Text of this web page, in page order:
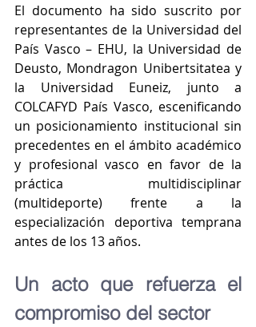
El documento ha sido suscrito por
representantes de la Universidad del
País Vasco – EHU, la Universidad de
Deusto, Mondragon Unibertsitatea y
la Universidad Euneiz, junto a
COLCAFYD País Vasco, escenificando
un posicionamiento institucional sin
precedentes en el ámbito académico
y profesional vasco en favor de la
práctica multidisciplinar
(multideporte) frente a la
especialización deportiva temprana
antes de los 13 años.
Un acto que refuerza el
compromiso del sector